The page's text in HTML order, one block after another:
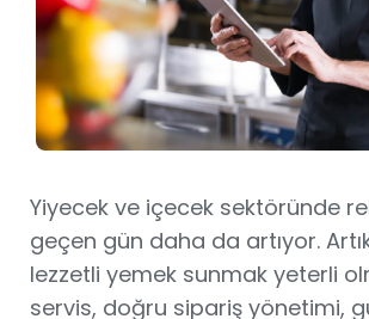
Yiyecek ve içecek sektöründe
geçen gün daha da artıyor.
lezzetli yemek sunmak yeterli
servis, doğru sipariş yönetimi,